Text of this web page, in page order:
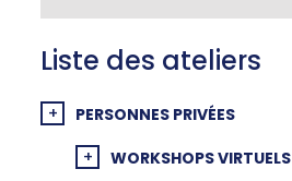
Liste des ateliers
PERSONNES PRIVÉES
WORKSHOPS VIRTUELS